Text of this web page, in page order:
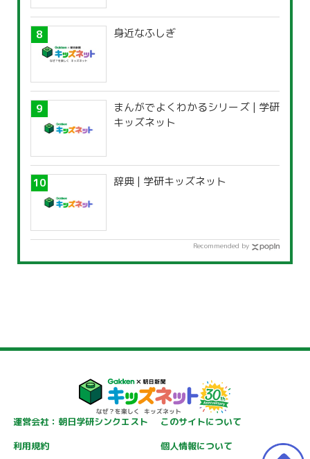
身近なふしぎ
まんがでよくわかるシリーズ | 学研
キッズネット
辞典 | 学研キッズネット
Recommended by
運営会社：朝日学研シンクエスト
このサイトについて
利用規約
個人情報について